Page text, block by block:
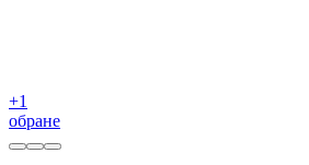
+1
обране